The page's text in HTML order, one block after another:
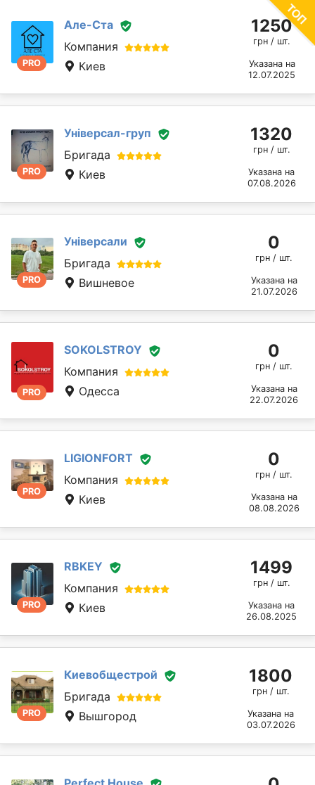
PRO
Але-Ста
Компания
Киев
1250
грн / шт.
Указана на
12.07.2025
PRO
Універсал-груп
Бригада
Киев
1320
грн / шт.
Указана на
07.08.2026
PRO
Універсали
Бригада
Вишневое
0
грн / шт.
Указана на
21.07.2026
PRO
SOKOLSTROY
Компания
Одесса
0
грн / шт.
Указана на
22.07.2026
PRO
LIGIONFORT
Компания
Киев
0
грн / шт.
Указана на
08.08.2026
PRO
RBKEY
Компания
Киев
1499
грн / шт.
Указана на
26.08.2025
PRO
Киевобщестрой
Бригада
Вышгород
1800
грн / шт.
Указана на
03.07.2026